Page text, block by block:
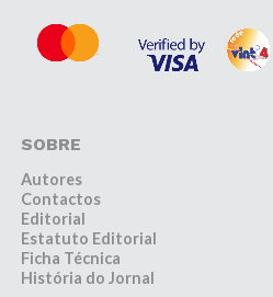
SOBRE
Autores
Contactos
Editorial
Estatuto Editorial
Ficha Técnica
História do Jornal